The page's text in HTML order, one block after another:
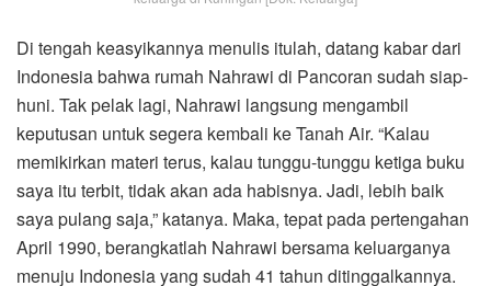
Di tengah keasyikannya menulis itulah, datang kabar dari
Indonesia bahwa rumah Nahrawi di Pancoran sudah siap-
huni. Tak pelak lagi, Nahrawi langsung mengambil
keputusan untuk segera kembali ke Tanah Air. “Kalau
memikirkan materi terus, kalau tunggu-tunggu ketiga buku
saya itu terbit, tidak akan ada habisnya. Jadi, lebih baik
saya pulang saja,” katanya. Maka, tepat pada pertengahan
April 1990, berangkatlah Nahrawi bersama keluarganya
menuju Indonesia yang sudah 41 tahun ditinggalkannya.